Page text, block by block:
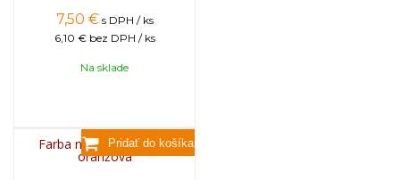
7,50 € s DPH / ks
6,10 € bez DPH / ks
Na sklade
Farba na sviečky, 25g -
oranžová